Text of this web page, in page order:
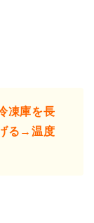
凍庫を長
る→温度